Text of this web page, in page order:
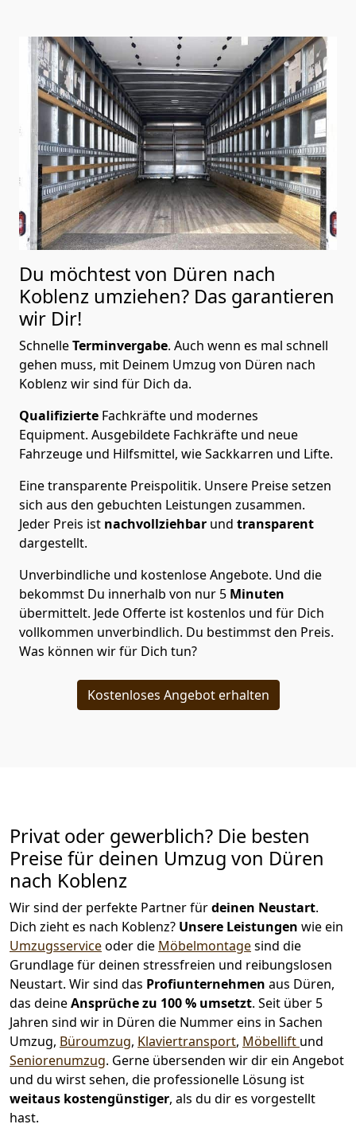
Du möchtest von Düren nach
Koblenz umziehen? Das garantieren
wir Dir!
SchnelleTerminvergabe. Auch wenn es mal schnell
gehen muss, mit Deinem Umzug von Düren nach
Koblenz wir sind für Dich da.
Qualifizierte Fachkräfte und modernes
Equipment. Ausgebildete Fachkräfte und neue
Fahrzeuge und Hilfsmittel, wie Sackkarren und Lifte.
Eine transparente Preispolitik. Unsere Preise setzen
sich aus den gebuchten Leistungen zusammen.
Jeder Preis ist nachvollziehbar und transparent
dargestellt.
Unverbindliche und kostenlose Angebote. Und die
bekommst Du innerhalb von nur 5 Minuten
übermittelt. Jede Offerte ist kostenlos und für Dich
vollkommen unverbindlich. Du bestimmst den Preis.
Was können wir für Dich tun?
Kostenloses Angebot erhalten
Privat oder gewerblich? Die besten
Preise für deinen Umzug von Düren
nach Koblenz
Wir sind der perfekte Partner fürdeinen Neustart.
Dich zieht es nach Koblenz? Unsere Leistungen wie ein
Umzugsserviceoder die Möbelmontagesind die
Grundlage für deinen stressfreien und reibungslosen
Neustart. Wir sind das Profiunternehmen aus Düren,
das deineAnsprüche zu 100 % umsetzt. Seit über 5
Jahren sind wir in Düren die Nummer eins in Sachen
Umzug, Büroumzug, Klaviertransport, Möbellift und
Seniorenumzug. Gerne übersenden wir dir ein Angebot
und du wirst sehen, die professionelle Lösung ist
weitaus kostengünstiger, als du dir es vorgestellt
hast.